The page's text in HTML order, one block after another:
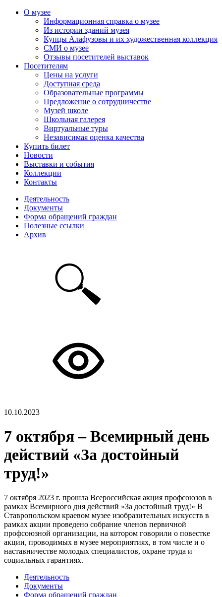
О музее
Информационная справка о музее
Из истории зданий музея
Купцы Алафузовы и их художественная коллекция
СМИ о музее
Отзывы посетителей выставок
Посетителям
Цены на услуги
Доступная среда
Образовательные программы
Предложение о сотрудничестве
Музей школе
Школьная галерея
Виртуальные туры
Независимая оценка качества
Купить билет
Новости
Выставки и события
Коллекции
Контакты
Деятельность
Документы
Форма обращений граждан
Полезные ссылки
Архив
10.10.2023
7 октября – Всемирный день
действий «За достойный
труд!»
7 октября 2023 г. прошла Всероссийская акция профсоюзов в
рамках Всемирного дня действий «За достойный труд!» В
Ставропольском краевом музее изобразительных искусств в
рамках акции проведено собрание членов первичной
профсоюзной организации, на котором говорили о повестке
акции, проводимых в музее мероприятиях, в том числе и о
наставничестве молодых специалистов, охране труда и
социальных гарантиях.
Деятельность
Документы
Форма обращений граждан